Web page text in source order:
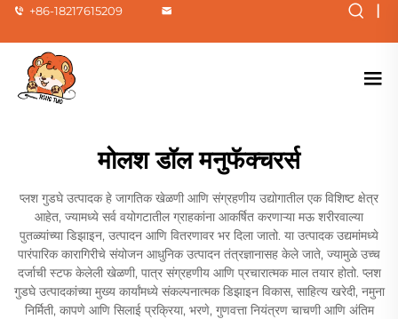
+86-18217615209 |
मोलश डॉल मनुफॅक्चरर्स
प्लश गुडघे उत्पादक हे जागतिक खेळणी आणि संग्रहणीय उद्योगातील एक विशिष्ट क्षेत्र
आहेत, ज्यामध्ये सर्व वयोगटातील ग्राहकांना आकर्षित करणाऱ्या मऊ शरीरवाल्या
पुतळ्यांच्या डिझाइन, उत्पादन आणि वितरणावर भर दिला जातो. या उत्पादक उद्यमांमध्ये
पारंपारिक कारागिरीचे संयोजन आधुनिक उत्पादन तंत्रज्ञानासह केले जाते, ज्यामुळे उच्च
दर्जाची स्टफ केलेली खेळणी, पात्र संग्रहणीय आणि प्रचारात्मक माल तयार होतो. प्लश
गुडघे उत्पादकांच्या मुख्य कार्यांमध्ये संकल्पनात्मक डिझाइन विकास, साहित्य खरेदी, नमुना
निर्मिती, कापणे आणि सिलाई प्रक्रिया, भरणे, गुणवत्ता नियंत्रण चाचणी आणि अंतिम